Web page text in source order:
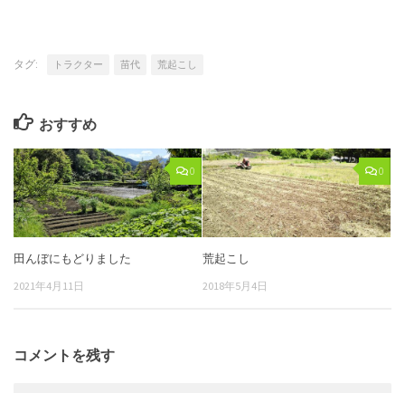
タグ: トラクター 苗代 荒起こし
おすすめ
0
田んぼにもどりました
2021年4月11日
0
荒起こし
2018年5月4日
コメントを残す